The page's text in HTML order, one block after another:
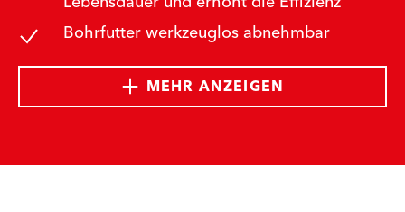
Bohrfutter werkzeuglos abnehmbar
MEHR ANZEIGEN